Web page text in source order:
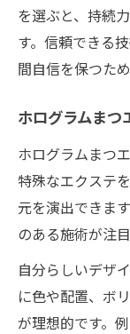
を選ぶと、持続
す。信頼できる
間自信を保つた
ホログラムまつ
ホログラムまつ
特殊なエクステ
元を演出できま
のある施術が注
自分らしいデザ
に色や配置、ボ
が理想的です。